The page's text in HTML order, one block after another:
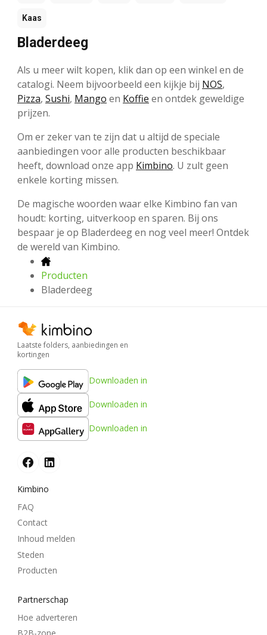
Kaas
Bladerdeeg
Als u meer wilt kopen, klik dan op een winkel en de
catalogi. Neem bijvoorbeeld een kijkje bij NOS,
Pizza, Sushi, Mango en Koffie en ontdek geweldige
prijzen.
Om er zeker van te zijn dat u altijd de speciale
aanbiedingen voor alle producten beschikbaar
heeft, download onze app Kimbino. U zult geen
enkele korting missen.
De magische woorden waar elke Kimbino fan van
houdt: korting, uitverkoop en sparen. Bij ons
bespaar je op Bladerdeeg en nog veel meer! Ontdek
de wereld van Kimbino.
Producten
Bladerdeeg
Laatste folders, aanbiedingen en
kortingen
Downloaden in
Downloaden in
Downloaden in
Kimbino
FAQ
Contact
Inhoud melden
Steden
Producten
Partnerschap
Hoe adverteren